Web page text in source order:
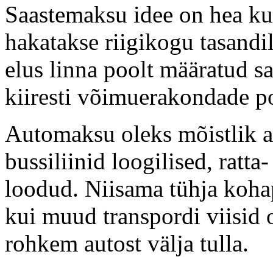
Saastemaksu idee on hea
hakatakse riigikogu
elus linna poolt määratud
kiiresti võimuerakondade
Automaksu oleks mõistlik
bussiliinid loogilised,
loodud. Niisama tühja
kui muud transpordi viisid
rohkem autost välja tulla.